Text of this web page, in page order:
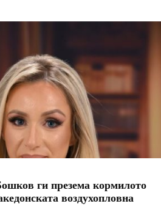
ги презема кормилото
воздухопловна